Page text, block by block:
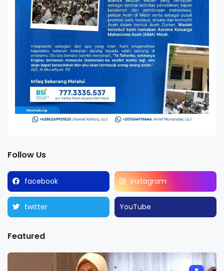
Follow Us
facebook instagram
twitter YouTube
Featured